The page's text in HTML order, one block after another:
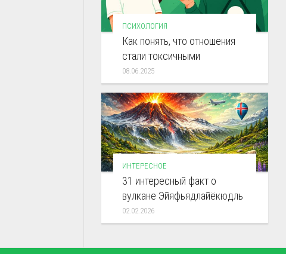
ПСИХОЛОГИЯ
Как понять, что отношения
стали токсичными
08.06.2025
ИНТЕРЕСНОЕ
31 интересный факт о
вулкане Эйяфьядлайёкюдль
02.02.2026